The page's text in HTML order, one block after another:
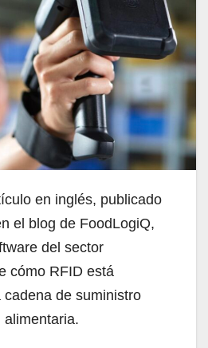
en inglés, publicado
el blog de FoodLogiQ,
del sector
cómo RFID está
cadena de suministro
alimentaria.